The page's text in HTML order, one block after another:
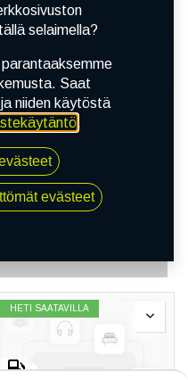
VANTEET
HETI SAATAVILLA
selaimella?
Saat
niiden käytöstä
.
evästeet